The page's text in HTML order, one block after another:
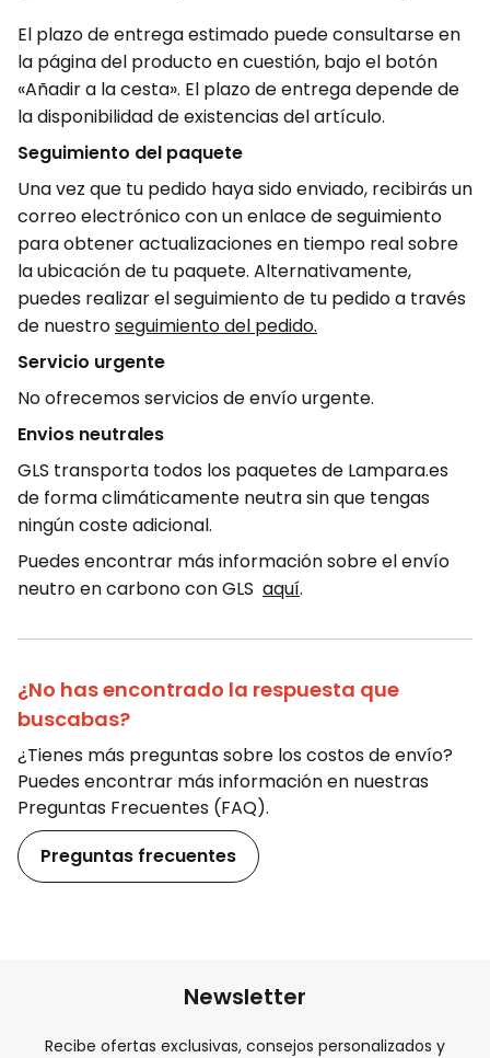
El plazo de entrega estimado puede consultarse en
la página del producto en cuestión, bajo el botón
«Añadir a la cesta». El plazo de entrega depende de
la disponibilidad de existencias del artículo.
Seguimiento del paquete
Una vez que tu pedido haya sido enviado, recibirás un
correo electrónico con un enlace de seguimiento
para obtener actualizaciones en tiempo real sobre
la ubicación de tu paquete. Alternativamente,
puedes realizar el seguimiento de tu pedido a través
de nuestroseguimiento del pedido.
Servicio urgente
No ofrecemos servicios de envío urgente.
Envios neutrales
GLS transporta todos los paquetes de Lampara.es
de forma climáticamente neutra sin que tengas
ningún coste adicional.
Puedes encontrar más información sobre el envío
neutro en carbono con GLS aquí.
¿No has encontrado la respuesta que
buscabas?
¿Tienes más preguntas sobre los costos de envío?
Puedes encontrar más información en nuestras
Preguntas Frecuentes (FAQ).
Preguntas frecuentes
Newsletter
Recibe ofertas exclusivas, consejos personalizados y